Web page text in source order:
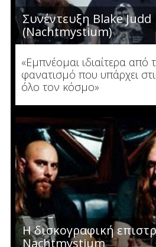
Συνέντευξη Blake Judd
(Nachtmystium)
«Εμπνέομαι ιδιαίτερα από
φανατισμό που υπάρχει
όλο τον κόσμο»
Η δισκογραφική
Nachtmystium